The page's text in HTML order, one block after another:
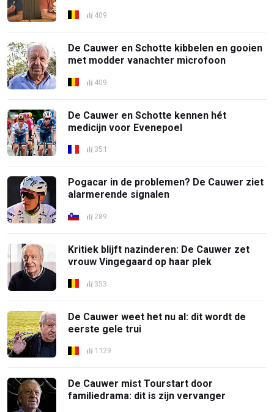
409
De Cauwer en Schotte kibbelen en gooien
met modder vanachter microfoon
409
De Cauwer en Schotte kennen hét
medicijn voor Evenepoel
351
Pogacar in de problemen? De Cauwer ziet
alarmerende signalen
289
Kritiek blijft nazinderen: De Cauwer zet
vrouw Vingegaard op haar plek
353
De Cauwer weet het nu al: dit wordt de
eerste gele trui
1129
De Cauwer mist Tourstart door
familiedrama: dit is zijn vervanger